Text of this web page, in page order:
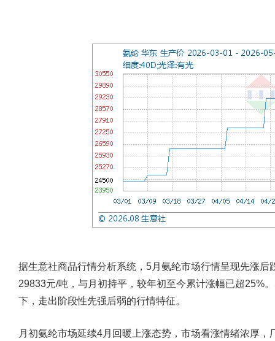
据生意社商品行情分析系统，5月氨纶市场行情呈现先涨
29833元/吨，与月初持平，较年初至今累计涨幅已超25%
下，走出阶段性先强后弱的行情特征。
月初氨纶市场延续4月回暖上涨态势，市场看涨情绪浓厚